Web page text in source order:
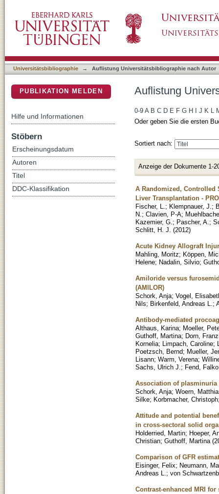
Universitätsbibliographie → Auflistung Universitätsbibliographie nach Autor
Auflistung
0-9 A B C D E F G H J K L
Oder geben Sie die ersten
Sortiert nach:
Anzeige der Dokumente 1-
A Randomized,
Liver Transplantation -
Fischer, L. ; Klempnauer, J. ;
N. ; Clavien, P-A;
Kazemier, G. ; Pascher, A. ;
Schlitt, H. J. (2012)
Acute Kidney Allograft
Mahling, Moritz; Köppen,
Helene; Nadalin, Silvio;
Amiloride versus
(AMILOR)
Schork, Anja; Vogel,
Nils; Birkenfeld, Andreas L. ;
Antibody-mediated
Althaus, Karina; Moeller,
Guthoff, Martina; Dorn,
Kornelia; Limpach, Caroline;
Poetzsch, Bernd; Mueller,
Lisann; Warm, Verena;
Sachs, Ulrich J. ; Fend, Falko
Association of
Schork, Anja; Woern,
Silke; Korbmacher, Christoph
Attitude and potential
in cross-sectoral solid
Holderried, Martin; Hoeper,
Christian; Guthoff, Martina (
Comparison of GFR
Eisinger, Felix; Neumann,
Andreas L. ; von
Contrast-enhanced MRI
PUBLIKATION MELDEN
Hilfe und Informationen
Stöbern
Erscheinungsdatum
Autoren
Titel
DDC-Klassifikation